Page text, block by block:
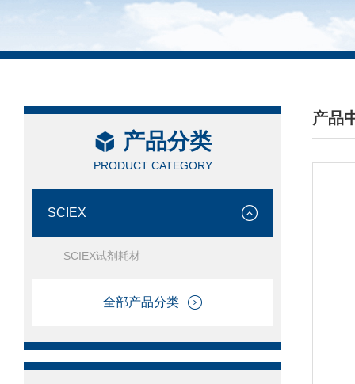
产品分类
PRODUCT CATEGORY
SCIEX
SCIEX试剂耗材
全部产品分类
产品
/